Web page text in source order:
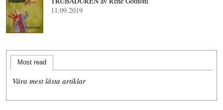
11.09.2019
Most read
Våra mest lästa artiklar